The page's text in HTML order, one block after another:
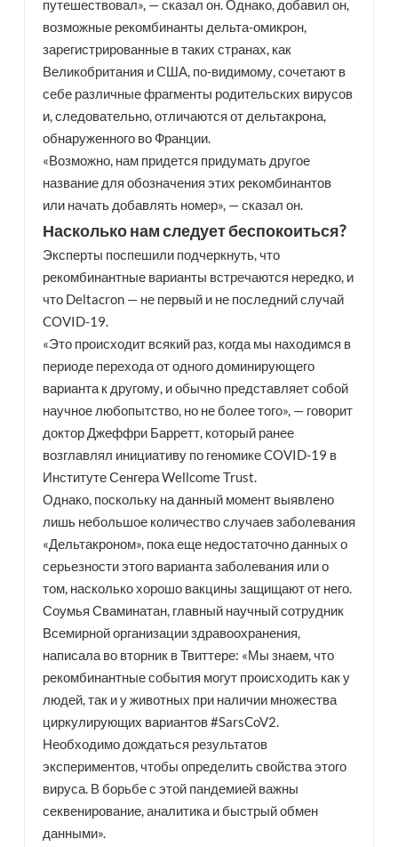
путешествовал», — сказал он. Однако, добавил он,
возможные рекомбинанты дельта-омикрон,
зарегистрированные в таких странах, как
Великобритания и США, по-видимому, сочетают в
себе различные фрагменты родительских вирусов
и, следовательно, отличаются от дельтакрона,
обнаруженного во Франции.
«Возможно, нам придется придумать другое
название для обозначения этих рекомбинантов
или начать добавлять номер», — сказал он.
Насколько нам следует беспокоиться?
Эксперты поспешили подчеркнуть, что
рекомбинантные варианты встречаются нередко, и
что Deltacron — не первый и не последний случай
COVID-19.
«Это происходит всякий раз, когда мы находимся в
периоде перехода от одного доминирующего
варианта к другому, и обычно представляет собой
научное любопытство, но не более того», — говорит
доктор Джеффри Барретт, который ранее
возглавлял инициативу по геномике COVID-19 в
Институте Сенгера Wellcome Trust.
Однако, поскольку на данный момент выявлено
лишь небольшое количество случаев заболевания
«Дельтакроном», пока еще недостаточно данных о
серьезности этого варианта заболевания или о
том, насколько хорошо вакцины защищают от него.
Соумья Сваминатан, главный научный сотрудник
Всемирной организации здравоохранения,
написала во вторник в Твиттере: «Мы знаем, что
рекомбинантные события могут происходить как у
людей, так и у животных при наличии множества
циркулирующих вариантов #SarsCoV2.
Необходимо дождаться результатов
экспериментов, чтобы определить свойства этого
вируса. В борьбе с этой пандемией важны
секвенирование, аналитика и быстрый обмен
данными».